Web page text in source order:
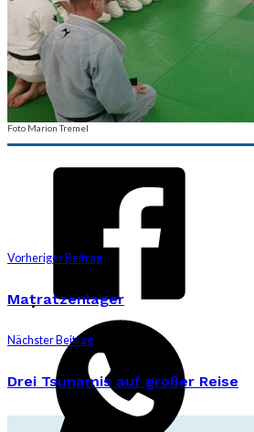
Foto Marion Tremel
Vorheriger Beitrag
Matratzenlager
Nächster Beitrag
Drei Tsunamis auf großer Reise